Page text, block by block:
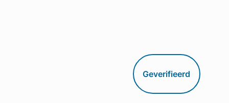
Geverifieerd